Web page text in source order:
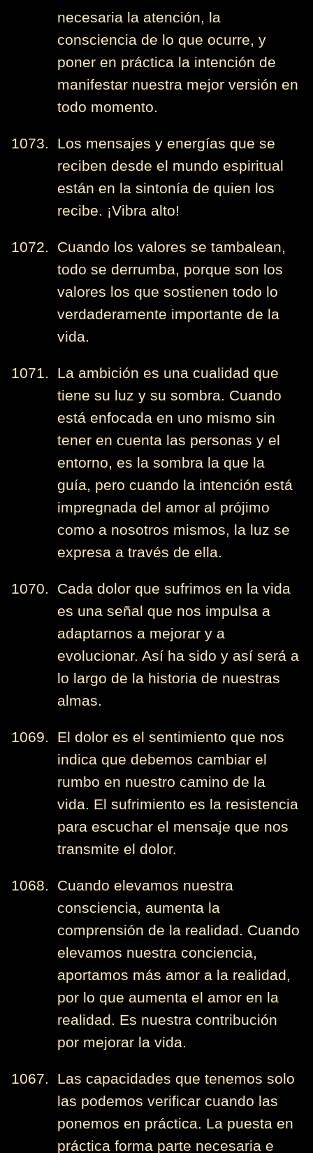
necesaria la atención, la
consciencia de lo que ocurre, y
poner en práctica la intención de
manifestar nuestra mejor versión en
todo momento.
1073. Los mensajes y energías que se
reciben desde el mundo espiritual
están en la sintonía de quien los
recibe. ¡Vibra alto!
1072. Cuando los valores se tambalean,
todo se derrumba, porque son los
valores los que sostienen todo lo
verdaderamente importante de la
vida.
1071. La ambición es una cualidad que
tiene su luz y su sombra. Cuando
está enfocada en uno mismo sin
tener en cuenta las personas y el
entorno, es la sombra la que la
guía, pero cuando la intención está
impregnada del amor al prójimo
como a nosotros mismos, la luz se
expresa a través de ella.
1070. Cada dolor que sufrimos en la vida
es una señal que nos impulsa a
adaptarnos a mejorar y a
evolucionar. Así ha sido y así será a
lo largo de la historia de nuestras
almas.
1069. El dolor es el sentimiento que nos
indica que debemos cambiar el
rumbo en nuestro camino de la
vida. El sufrimiento es la resistencia
para escuchar el mensaje que nos
transmite el dolor.
1068. Cuando elevamos nuestra
consciencia, aumenta la
comprensión de la realidad. Cuando
elevamos nuestra conciencia,
aportamos más amor a la realidad,
por lo que aumenta el amor en la
realidad. Es nuestra contribución
por mejorar la vida.
1067. Las capacidades que tenemos solo
las podemos verificar cuando las
ponemos en práctica. La puesta en
práctica forma parte necesaria e